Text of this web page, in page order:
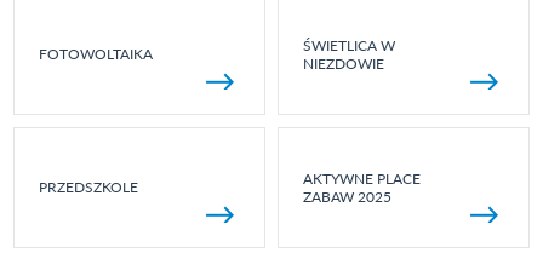
FOTOWOLTAIKA
ŚWIETLICA W
NIEZDOWIE
PRZEDSZKOLE
AKTYWNE PLACE
ZABAW 2025